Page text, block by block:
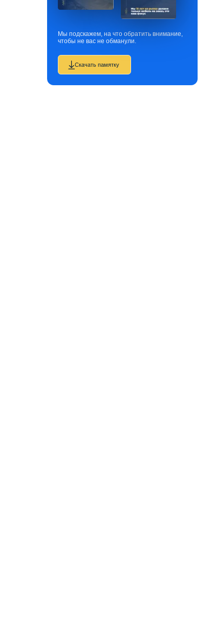
Мы подскажем, на что обратить внимание,
чтобы не вас не обманули.
Скачать памятку